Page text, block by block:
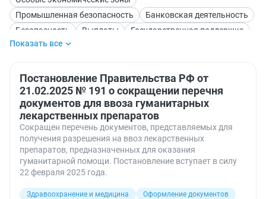
Промышленная безопасность
Банковская деятельность
Безопасность
Выплаты
Государственная поддержка
Жильё
Здравоохранение и медицина
Льготы
Мошенничество
Оформление документов
Проверки
Противодействие отмыванию доходов (115-ФЗ)
Ресурсоснабжающие организации
СФР — Социальный фонд России
Субсидии
Показать все
Постановление Правительства РФ от
21.02.2025 № 191 о сокращении перечня
документов для ввоза гуманитарных
лекарственных препаратов
Сокращен перечень документов, представляемых для
получения разрешения на ввоз лекарственных
препаратов, предназначенных для оказания
гуманитарной помощи. Постановление вступает в силу
22 февраля 2025 года.
Здравоохранение и медицина Оформление документов